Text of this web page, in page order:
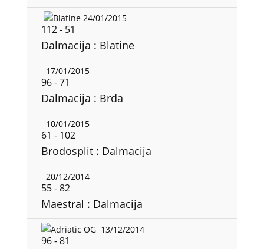
24/01/2015
112- 51
Dalmacija : Blatine
17/01/2015
96-71
Dalmacija : Brda
10/01/2015
61 - 102
Brodosplit : Dalmacija
20/12/2014
55-82
Maestral : Dalmacija
13/12/2014
96-81